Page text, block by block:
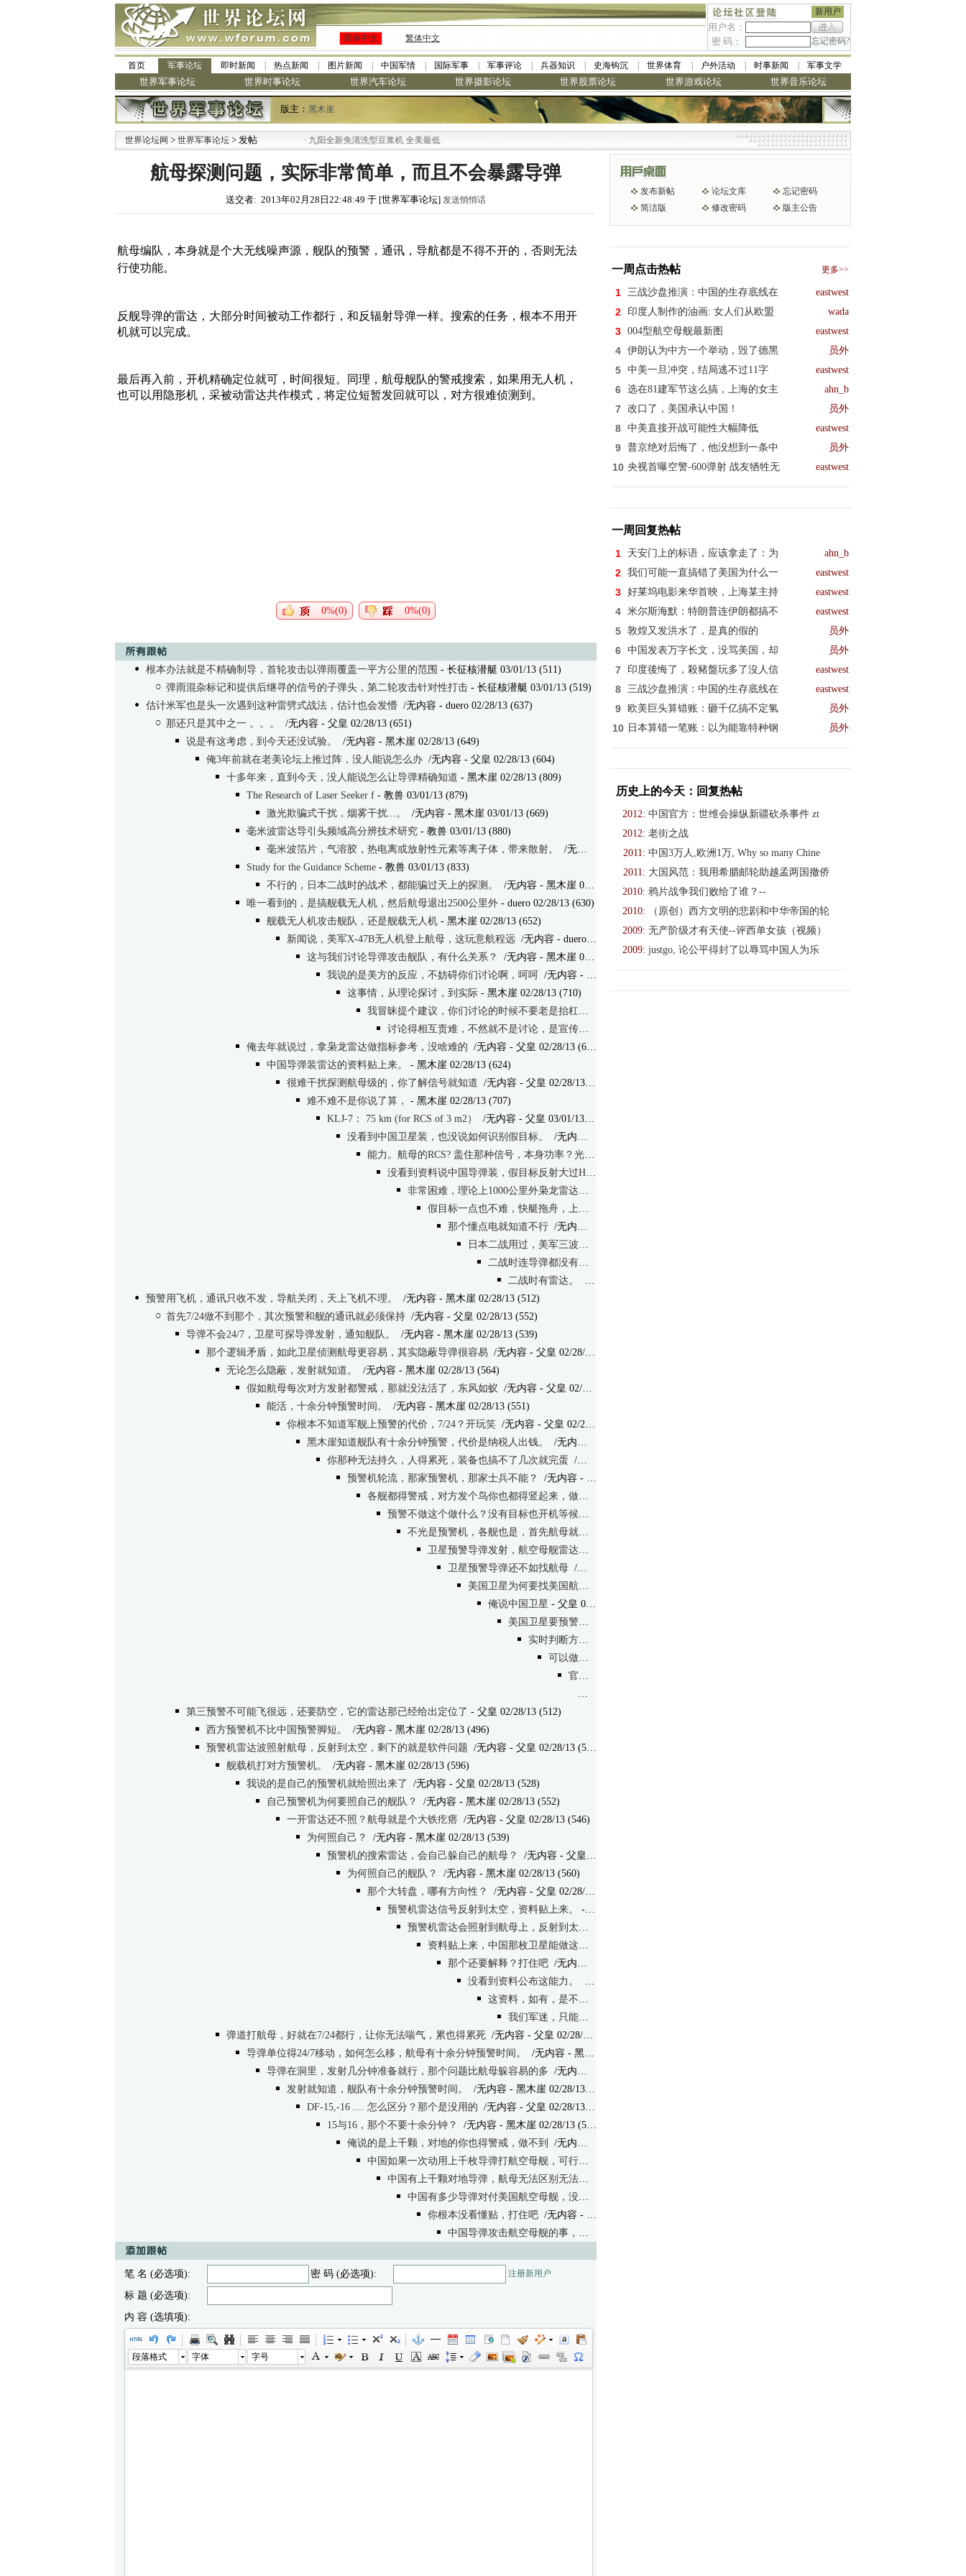
新用户
用户名：
密 码：
忘记密码?
简体中文 繁体中文
首页 军事论坛 即时新闻 热点新闻 图片新闻 中国军情 国际军事 军事评论 兵器知识 史海钩沉 世界体育 户外活动 时事新闻 军事文学
世界军事论坛 世界时事论坛 世界汽车论坛 世界摄影论坛 世界股票论坛 世界游戏论坛 世界音乐论坛
版主： 黑木崖
世界论坛网 > 世界军事论坛 > 发帖 九阳全新免清洗型豆浆机 全美最低
航母探测问题，实际非常简单，而且不会暴露导弹
送交者: 2013年02月28日22:48:49 于 [世界军事论坛] 发送悄悄话
航母编队，本身就是个大无线噪声源，舰队的预警，通讯，导航都是不得不开的，否则无法
行使功能。
反舰导弹的雷达，大部分时间被动工作都行，和反辐射导弹一样。搜索的任务，根本不用开
机就可以完成。
最后再入前，开机精确定位就可，时间很短。同理，航母舰队的警戒搜索，如果用无人机，
也可以用隐形机，采被动雷达共作模式，将定位短暂发回就可以，对方很难侦测到。
0%(0) 0%(0)
根本办法就是不精确制导，首轮攻击以弹雨覆盖一平方公里的范围 - 长征核潜艇 03/01/13 (511)
弹雨混杂标记和提供后继寻的信号的子弹头，第二轮攻击针对性打击 - 长征核潜艇 03/01/13 (519)
估计米军也是头一次遇到这种雷劈式战法，估计也会发懵 /无内容 - duero 02/28/13 (637)
那还只是其中之一 。。。
/无内容 - 父皇 02/28/13 (651)
说是有这考虑，到今天还没试验。
/无内容 - 黑木崖 02/28/13 (649)
俺3年前就在老美论坛上推过阵，没人能说怎么办 /无内容 - 父皇 02/28/13 (604)
十多年来，直到今天，没人能说怎么让导弹精确知道 - 黑木崖 02/28/13 (809)
The Research of Laser Seeker f - 教兽 03/01/13 (879)
激光欺骗式干扰，烟雾干扰...。
/无内容 - 黑木崖 03/01/13 (669)
毫米波雷达导引头频域高分辨技术研究 - 教兽 03/01/13 (880)
毫米波箔片，气溶胶，热电离或放射性元素等离子体，带来散射。
/无内容
- 黑木崖 03/01/13 (596)
Study for the Guidance Scheme - 教兽 03/01/13 (833)
不行的，日本二战时的战术，都能骗过天上的探测。
/无内容 - 黑木崖 03/01/13 (643)
唯一看到的，是搞舰载无人机，然后航母退出2500公里外 - duero 02/28/13 (630)
舰载无人机攻击舰队，还是舰载无人机 - 黑木崖 02/28/13 (652)
新闻说，美军X-47B无人机登上航母，这玩意航程远 /无内容 - duero 02/28/13 (645)
这与我们讨论导弹攻击舰队，有什么关系？
/无内容 - 黑木崖 02/28/13 (666)
我说的是美方的反应，不妨碍你们讨论啊，呵呵
/无内容 - duero 02/28/13 (685)
这事情，从理论探讨，到实际 - 黑木崖 02/28/13 (710)
我冒昧提个建议，你们讨论的时候不要老是抬杠行不：）
讨论得相互责难，不然就不是讨论，是宣传。
俺去年就说过，拿枭龙雷达做指标参考，没啥难的 /无内容 - 父皇 02/28/13 (623)
中国导弹装雷达的资料贴上来。
- 黑木崖 02/28/13 (624)
很难干扰探测航母级的，你了解信号就知道 /无内容 - 父皇 02/28/13 (662)
难不难不是你说了算，
- 黑木崖 02/28/13 (707)
KLJ-7： 75 km (for RCS of 3 m2）
/无内容 - 父皇 03/01/13 (666)
没看到中国卫星装，也没说如何识别假目标。
/无内容
能力。航母的RCS? 盖住那种信号，本身功率？光说没用
没看到资料说中国导弹装，假目标反射大过HM很难吗？
非常困难，理论上1000公里外枭龙雷达都能看见航母
假目标一点也不难，快艇拖舟，上面装反射源。
那个懂点电就知道不行 /无内容
日本二战用过，美军三波攻击也没成功，懂这次的人很少。
二战时连导弹都没有，现在军舰还用箔条蛋，想别的法
二战时有雷达。
预警用飞机，通讯只收不发，导航关闭，天上飞机不理。
/无内容 - 黑木崖 02/28/13 (512)
首先7/24做不到那个，其次预警和舰的通讯就必须保持 /无内容 - 父皇 02/28/13 (552)
导弹不会24/7，卫星可探导弹发射，通知舰队。
/无内容 - 黑木崖 02/28/13 (539)
那个逻辑矛盾，如此卫星侦测航母更容易，其实隐蔽导弹很容易 /无内容 - 父皇 02/28/13 (568)
无论怎么隐蔽，发射就知道。
/无内容 - 黑木崖 02/28/13 (564)
假如航母每次对方发射都警戒，那就没法活了，东风如蚁 /无内容 - 父皇 02/28/13 (554)
能活，十余分钟预警时间。
/无内容 - 黑木崖 02/28/13 (551)
你根本不知道军舰上预警的代价，7/24？开玩笑 /无内容 - 父皇 02/28/13 (600)
黑木崖知道舰队有十余分钟预警，代价是纳税人出钱。
/无内容
你那种无法持久，人得累死，装备也搞不了几次就完蛋 /无内容
预警机轮流，那家预警机，那家士兵不能？
/无内容 - 黑木崖 02/28/13 (551)
各舰都得警戒，对方发个鸟你也都得竖起来，做不到
预警不做这个做什么？没有目标也开机等候，那家不是？
不光是预警机，各舰也是，首先航母就无法战斗操作了
卫星预警导弹发射，航空母舰雷达临时关机。
卫星预警导弹还不如找航母 /无内容
美国卫星为何要找美国航空母舰？
俺说中国卫星 - 父皇 02/28/13 (624)
美国卫星要预警中国导弹发射。
实时判断方位很困难
可以做到。
官方资料？
第三预警不可能飞很远，还要防空，它的雷达那已经给出定位了 - 父皇 02/28/13 (512)
西方预警机不比中国预警脚短。
/无内容 - 黑木崖 02/28/13 (496)
预警机雷达波照射航母，反射到太空，剩下的就是软件问题 /无内容 - 父皇 02/28/13 (522)
舰载机打对方预警机。
/无内容 - 黑木崖 02/28/13 (596)
我说的是自己的预警机就给照出来了
/无内容 - 父皇 02/28/13 (528)
自己预警机为何要照自己的舰队？
/无内容 - 黑木崖 02/28/13 (552)
一开雷达还不照？航母就是个大铁疙瘩 /无内容 - 父皇 02/28/13 (546)
为何照自己？
/无内容 - 黑木崖 02/28/13 (539)
预警机的搜索雷达，会自己躲自己的航母？
/无内容 - 父皇 02/28/13 (541)
为何照自己的舰队？
/无内容 - 黑木崖 02/28/13 (560)
那个大转盘，哪有方向性？
/无内容 - 父皇 02/28/13 (552)
预警机雷达信号反射到太空，资料贴上来。
- 黑木崖 02/28/13 (535)
预警机雷达会照射到航母上，反射到太空
资料贴上来，中国那枚卫星能做这事？
那个还要解释？打住吧 /无内容
没看到资料公布这能力。
这资料，如有，是不是密级的？
我们军迷，只能看到公开的。
弹道打航母，好就在7/24都行，让你无法喘气，累也得累死 /无内容 - 父皇 02/28/13 (518)
导弹单位得24/7移动，如何怎么移，航母有十余分钟预警时间。
/无内容 - 黑木崖 02/28/13 (532)
导弹在洞里，发射几分钟准备就行，那个问题比航母躲容易的多 /无内容
发射就知道，舰队有十余分钟预警时间。
/无内容 - 黑木崖 02/28/13 (563)
DF-15,-16 .... 怎么区分？那个是没用的 /无内容 - 父皇 02/28/13 (560)
15与16，那个不要十余分钟？
/无内容 - 黑木崖 02/28/13 (530)
俺说的是上千颗，对地的你也得警戒，做不到
/无内容
中国如果一次动用上千枚导弹打航空母舰，可行。
中国有上千颗对地导弹，航母无法区别无法预警
中国有多少导弹对付美国航空母舰，没公开资料透露。
你根本没看懂贴，打住吧 /无内容 - 父皇 02/28/13 (570)
中国导弹攻击航空母舰的事，一直在注意，
笔 名 (必选项): 密 码 (必选项): 注册新用户
标 题 (必选项):
内 容 (选填项):
段落格式 字体 字号
发布新帖 论坛文库
忘记密码
简洁版
修改密码 版主公告
一周点击热帖 更多>>
1 三战沙盘推演：中国的生存底线在 eastwest
2 印度人制作的油画: 女人们从欧盟 wada
3 004型航空母舰最新图 eastwest
4 伊朗认为中方一个举动，毁了德黑 员外
5 中美一旦冲突，结局逃不过11字 eastwest
6 选在81建军节这么搞，上海的女主 ahn_b
7 改口了，美国承认中国！ 员外
8 中美直接开战可能性大幅降低 eastwest
9 普京绝对后悔了，他没想到一条中 员外
10 央视首曝空警-600弹射 战友牺牲无 eastwest
一周回复热帖
1 天安门上的标语，应该拿走了：为 ahn_b
2 我们可能一直搞错了美国为什么一 eastwest
3 好莱坞电影来华首映，上海某主持 eastwest
4 米尔斯海默：特朗普连伊朗都搞不 eastwest
5 敦煌又发洪水了，是真的假的 员外
6 中国发表万字长文，没骂美国，却 员外
7 印度後悔了，殺豬盤玩多了沒人信 eastwest
8 三战沙盘推演：中国的生存底线在 eastwest
9 欧美巨头算错账：砸千亿搞不定氢 员外
10 日本算错一笔账：以为能靠特种钢 员外
历史上的今天：回复热帖
2012: 中国官方：世维会操纵新疆砍杀事件 zt
2012: 老街之战
2011: 中国3万人,欧洲1万, Why so many Chine
2011: 大国风范：我用希腊邮轮助越孟两国撤侨
2010: 鸦片战争我们败给了谁？--
2010:
（原创）西方文明的悲剧和中华帝国的轮
2009: 无产阶级才有天使--评西单女孩（视频）
2009: justgo, 论公平得封了以辱骂中国人为乐